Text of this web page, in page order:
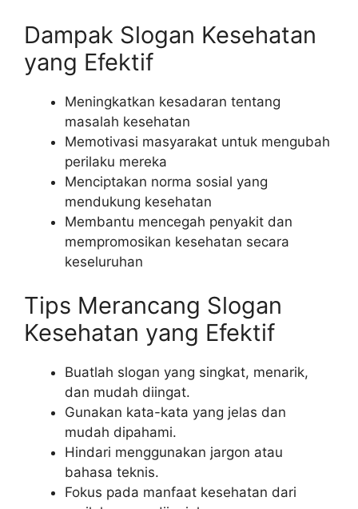
Dampak Slogan Kesehatan
yang Efektif
Meningkatkan kesadaran tentang
masalah kesehatan
Memotivasi masyarakat untuk mengubah
perilaku mereka
Menciptakan norma sosial yang
mendukung kesehatan
Membantu mencegah penyakit dan
mempromosikan kesehatan secara
keseluruhan
Tips Merancang Slogan
Kesehatan yang Efektif
Buatlah slogan yang singkat, menarik,
dan mudah diingat.
Gunakan kata-kata yang jelas dan
mudah dipahami.
Hindari menggunakan jargon atau
bahasa teknis.
Fokus pada manfaat kesehatan dari